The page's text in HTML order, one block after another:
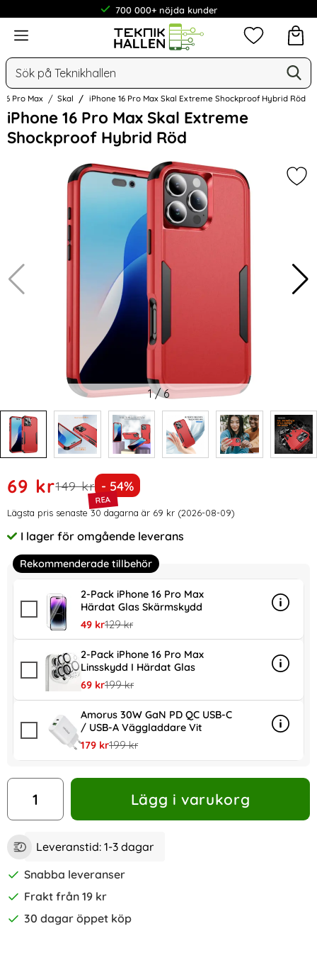
700 000+ nöjda kunder
Meny
Sök
Mina
Pro Max Skal iPhone 16 Pro Max Skal Extreme Shockproof Hybrid Röd
iPhone 16 Pro Max Skal Extreme
Shockproof Hybrid Röd
Hoppa
över
Bilder
1/6
Handla denna produkt iPhone 16 Pro Max Skal Extreme
rea pris
69 krtidigare pris
149 kr Priset är nedsatt med
- 54%
Prishistorik
Lägsta pris senaste 30 dagarna är 69 kr (2026-08-09)
Tillgänglighet:
I lager för omgående leverans
Rekommenderade tillbehör
2-Pack iPhone 16 Pro Max
Härdat Glas Skärmskydd
rea pris
49 krtidigare pris
129 kr
Info
mer
2-Pack iPhone 16 Pro Max
Linsskydd I Härdat Glas
rea pris
69 krtidigare pris
199 kr
Info
mer
Amorus 30W GaN PD QC USB-C
/ USB-A Väggladdare Vit
rea pris
179 krtidigare pris
199 kr
Info
mer
antal
Lägg i varukorg
Leveranstid: 1-3 dagar
Snabba leveranser
Frakt från 19 kr
30 dagar öppet köp